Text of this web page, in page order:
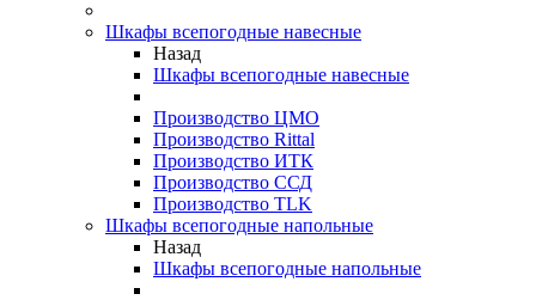
Шкафы всепогодные навесные
Назад
Шкафы всепогодные навесные
Производство ЦМО
Производство Rittal
Производство ИТК
Производство ССД
Производство TLK
Шкафы всепогодные напольные
Назад
Шкафы всепогодные напольные